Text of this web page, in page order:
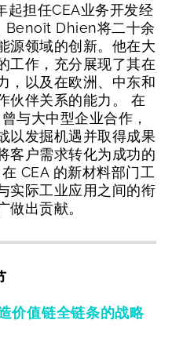
起担任CEA业务开发经
Benoît Dhien将二十余
源领域的创新。他在大
工作，充分展现了其在
，以及在欧洲、中东和
伙伴关系的能力。
在
与大中型企业合作，
以发掘机遇并取得成果
客户需求转化为成功的
CEA 的新材料部门工
实际工业应用之间的衔
做出贡献。
价值链全链条的战略